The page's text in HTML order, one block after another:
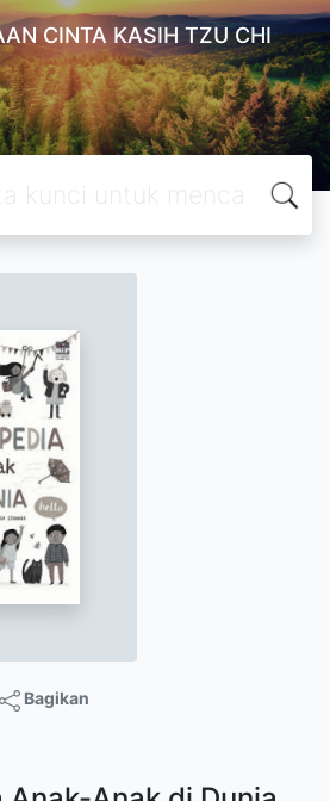
CINTA KASIH TZU CHI
Bagikan